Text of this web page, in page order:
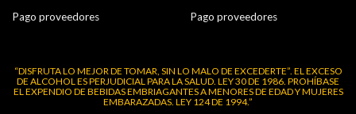
Pago proveedores
Pago proveedores
“DISFRUTA LO MEJOR DE TOMAR, SIN LO MALO DE EXCEDERTE”. EL EXCESO
DE ALCOHOL ES PERJUDICIAL PARA LA SALUD. LEY 30 DE 1986. PROHÍBASE
EL EXPENDIO DE BEBIDAS EMBRIAGANTES A MENORES DE EDAD Y MUJERES
EMBARAZADAS. LEY 124 DE 1994.”